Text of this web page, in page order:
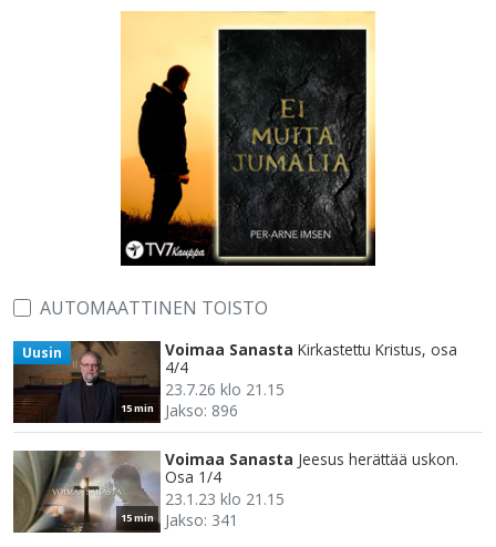
AUTOMAATTINEN TOISTO
15 min
Uusin Voimaa Sanasta Kirkastettu Kristus, osa
4/4
23.7.26 klo 21.15
Jakso: 896
15 min
Voimaa Sanasta Jeesus herättää uskon.
Osa 1/4
23.1.23 klo 21.15
Jakso: 341